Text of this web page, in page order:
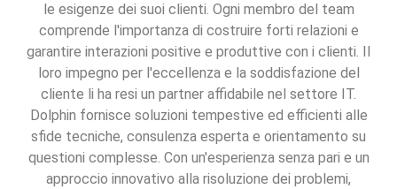
le esigenze dei suoi clienti. Ogni membro del team
comprende l'importanza di costruire forti relazioni e
garantire interazioni positive e produttive con i clienti. Il
loro impegno per l'eccellenza e la soddisfazione del
cliente li ha resi un partner affidabile nel settore IT.
Dolphin fornisce soluzioni tempestive ed efficienti alle
sfide tecniche, consulenza esperta e orientamento su
questioni complesse. Con un'esperienza senza pari e un
approccio innovativo alla risoluzione dei problemi,